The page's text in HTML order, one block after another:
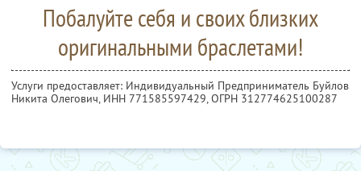
Побалуйте себя и своих близких
оригинальными браслетами!
Услуги предоставляет: Индивидуальный Предприниматель Буйлов
Никита Олегович, ИНН 771585597429, ОГРН 312774625100287